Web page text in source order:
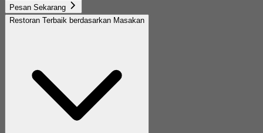
Pesan Sekarang
Restoran Terbaik berdasarkan Masakan